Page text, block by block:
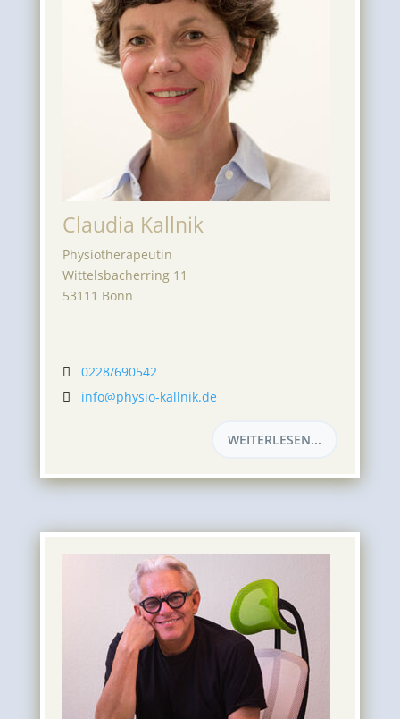
Claudia Kallnik
Physiotherapeutin
Wittelsbacherring 11
53111 Bonn
 0228/690542
 info@physio-kallnik.de
WEITERLESEN...